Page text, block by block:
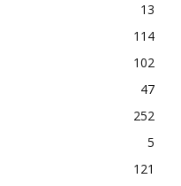
13
114
102
47
252
5
121